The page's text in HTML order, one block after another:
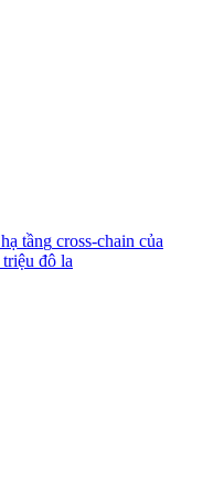
hạ tầng cross-chain của
triệu đô la